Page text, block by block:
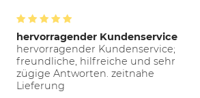
hervorragender Kundenservice
hervorragender Kundenservice;
freundliche, hilfreiche und sehr
zügige Antworten. zeitnahe
Lieferung